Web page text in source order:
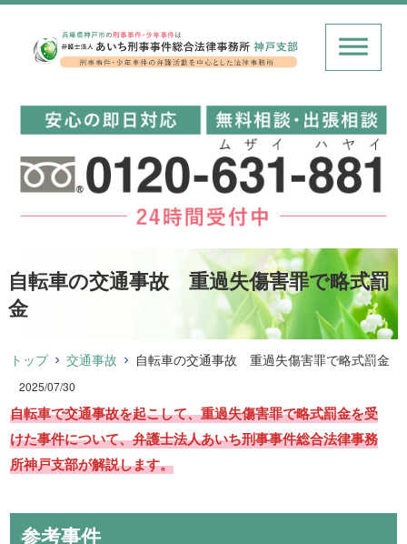
自転車の交通事故 重過失傷害罪で略式罰
金
トップ 交通事故 自転車の交通事故 重過失傷害罪で略式罰金
2025/07/30
自転車で交通事故を起こして、重過失傷害罪で略式罰金を受
けた事件について、弁護士法人あいち刑事事件総合法律事務
所神戸支部が解説します。
参考事件